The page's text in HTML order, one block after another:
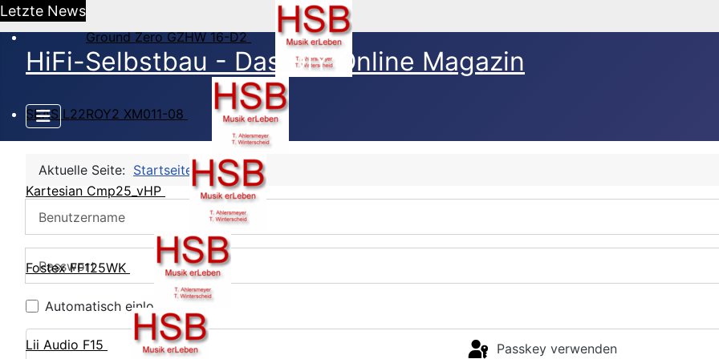
Letzte News
Ground Zero GZHW 16-D2
SEAS L22ROY2 XM011-08
Kartesian Cmp25_vHP
Fostex FF125WK
Lii Audio F15
HiFi-Selbstbau - Das DIY Online Magazin
Aktuelle Seite: Startseite CB Login
Automatisch einloggen
Passkey verwenden